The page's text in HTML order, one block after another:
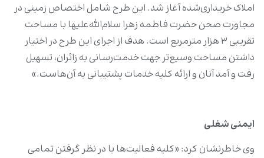
املاک خریداری‌شده آغاز شد. این طرح شامل اختصاص زمینی در
مجاورت صحن حضرت فاطمه زهرا سلام‌الله‌علیها با مساحت
تقریبی ۳ هزار مترمربع است. هدف از اجرای این طرح در اختیار
داشتن مساحت وسیع‌تر جهت خدمت‌رسانی به زائران، تسهیل
رفت و آمد آنان و ارائه کلیه خدمات پشتیبانی به‌ آن‌هاست.»
ایمنی شغلی
وی خاطرنشان کرد: «کلیه فعالیت‌ها با در نظر گرفتن تمامی